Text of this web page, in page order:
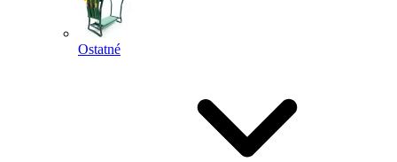
Ostatné